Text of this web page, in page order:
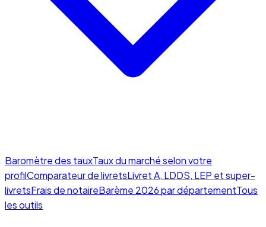
Baromètre des tauxTaux du marché selon votre
profilComparateur de livretsLivret A, LDDS, LEP et super-
livretsFrais de notaireBarème 2026 par départementTous
les outils